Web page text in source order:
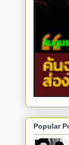
Popular